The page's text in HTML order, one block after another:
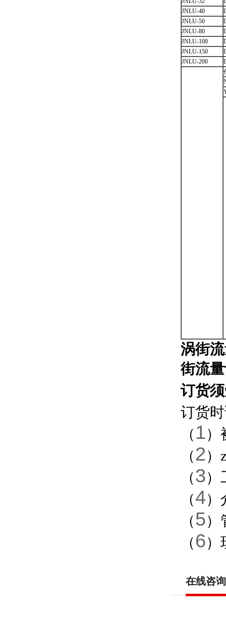
JNLU-40
JNLU-50
JNLU-80
JNLU-100
JNLU-150
JNLU-200
涡街
街流
订货
订货
（ 1）
（2）
（3）
（4）
（5）
（6）
在线咨询